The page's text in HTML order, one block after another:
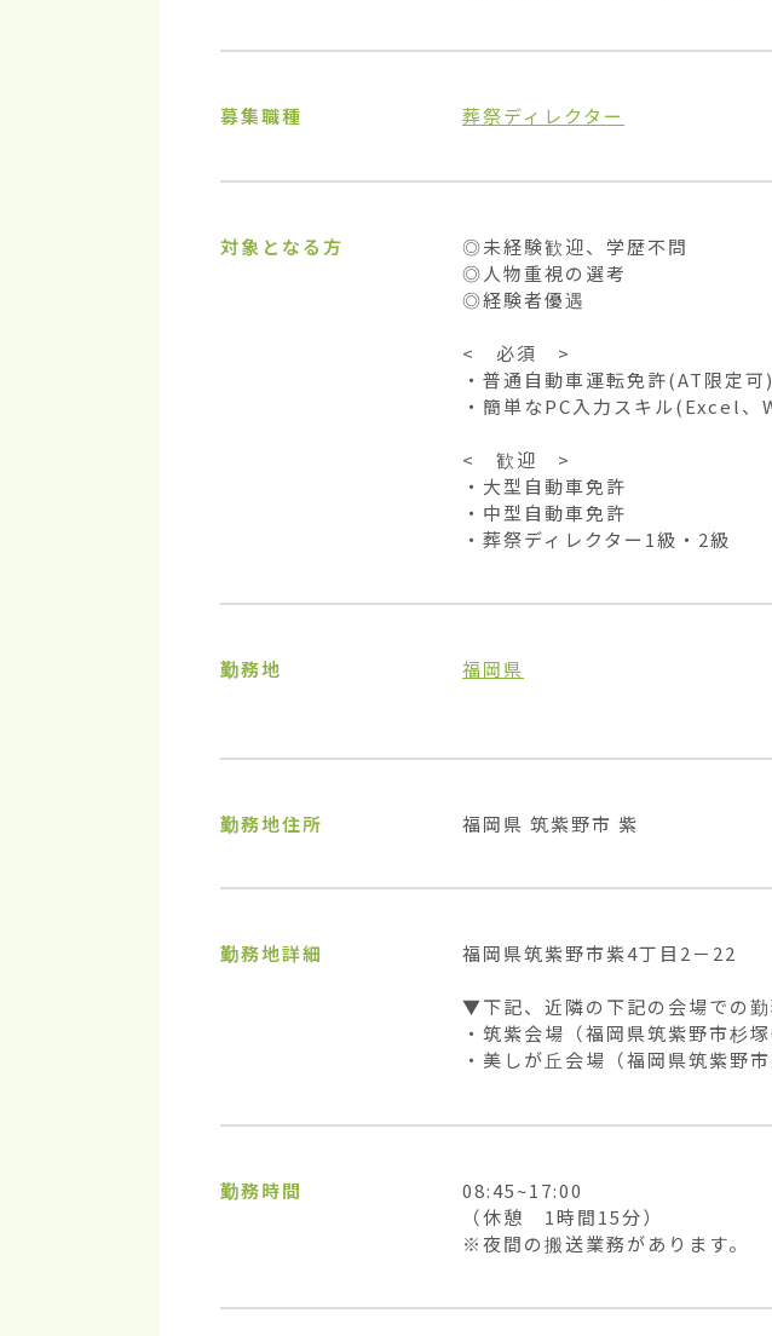
募集職種 葬祭ディレクター
対象となる方
◎未経験歓迎、学歴不問
◎人物重視の選考
◎経験者優遇
<　必須　>
・普通自動車運転免許(AT限定可)
・簡単なPC入力スキル(Excel
<　歓迎　>
・大型自動車免許
・中型自動車免許
・葬祭ディレクター1級・2級
勤務地 福岡県
勤務地住所 福岡県 筑紫野市 紫
勤務地詳細 福岡県筑紫野市紫4丁目2－22
▼下記、近隣の下記の会場での勤
・筑紫会場（福岡県筑紫野市杉
・美しが丘会場（福岡県筑紫野
勤務時間
08:45~17:00
（休憩　1時間15分）
※夜間の搬送業務があります。